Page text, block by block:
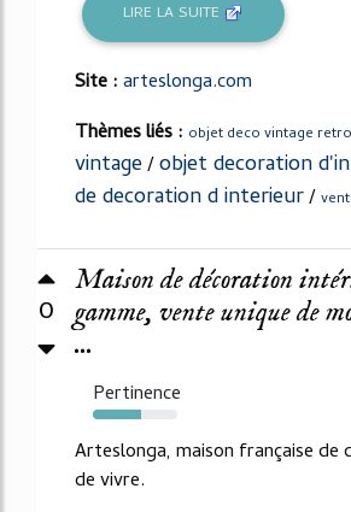
LIRE LA SUITE
Site :arteslonga.com
Thèmes liés : objet deco vintage retro
vintage/objet decoration
de decoration d interieur/
0
Maison de décoration
gamme, vente unique de
...
Pertinence
57%
Arteslonga, maison française
de vivre.